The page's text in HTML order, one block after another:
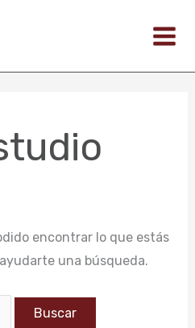
encontrar lo que estás
una búsqueda.